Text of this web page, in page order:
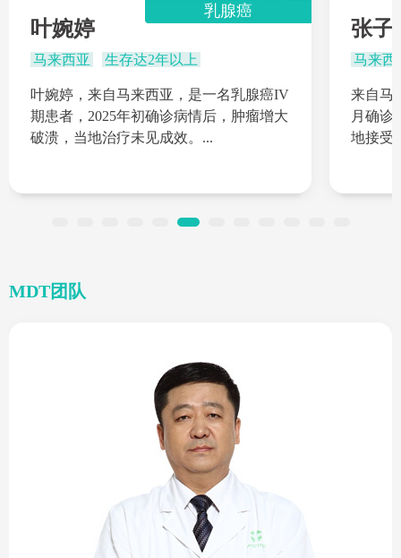
乳腺癌
叶婉婷
马来西亚 生存达2年以上
叶婉婷，来自马来西亚，是一名乳腺癌IV
期患者，2025年初确诊病情后，肿瘤增大
破溃，当地治疗未见成效。...
张子
马来西
来自马
月确诊
地接受
MDT团队